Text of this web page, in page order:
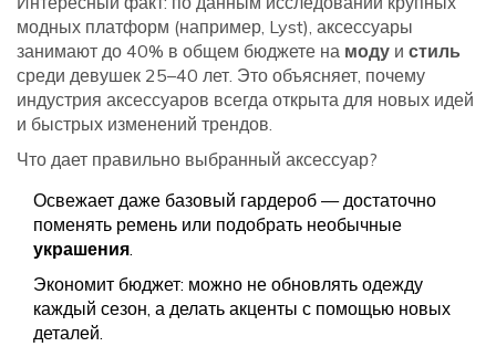
модных платформ (например, Lyst), аксессуары
занимают до 40% в общем бюджете на моду и стиль
среди девушек 25–40 лет. Это объясняет, почему
индустрия аксессуаров всегда открыта для новых идей
и быстрых изменений трендов.
Что дает правильно выбранный аксессуар?
Освежает даже базовый гардероб — достаточно
поменять ремень или подобрать необычные
украшения.
Экономит бюджет: можно не обновлять одежду
каждый сезон, а делать акценты с помощью новых
деталей.